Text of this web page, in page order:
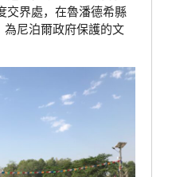
交界處，在魯潘德希縣
為尼泊爾政府保護的文